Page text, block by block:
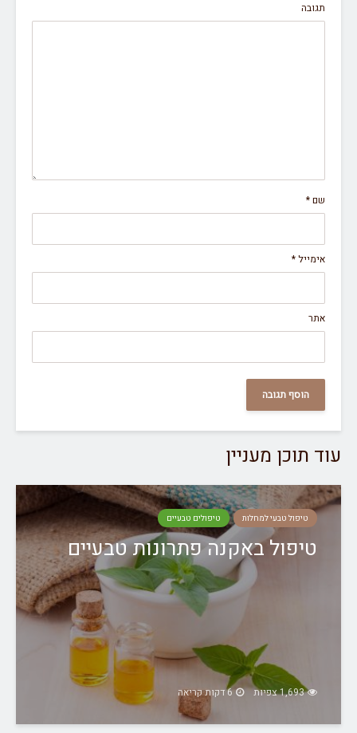
תגובה
שם*
אימייל*
אתר
עוד תוכן מעניין
טיפול טבעי למחלות טיפולים טבעיים
טיפול באקנה פתרונות טבעיים
1,693 צפיות 6 דקות קריאה